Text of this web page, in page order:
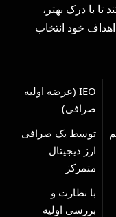
با درک بهتر،
خود انتخاب
IEO (عرضه اولیه
صرافی)
توسط یک صرافی
ارز دیجیتال
متمرکز
با نظارت و
بررسی اولیه